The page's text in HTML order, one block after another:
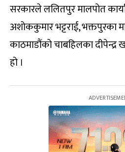
सरकारले ललितपुर मालपोत
अशोककुमार भट्टराई, भक्तपुरका
काठमाडौंको चाबहिलका दीपेन्द्र
हो ।